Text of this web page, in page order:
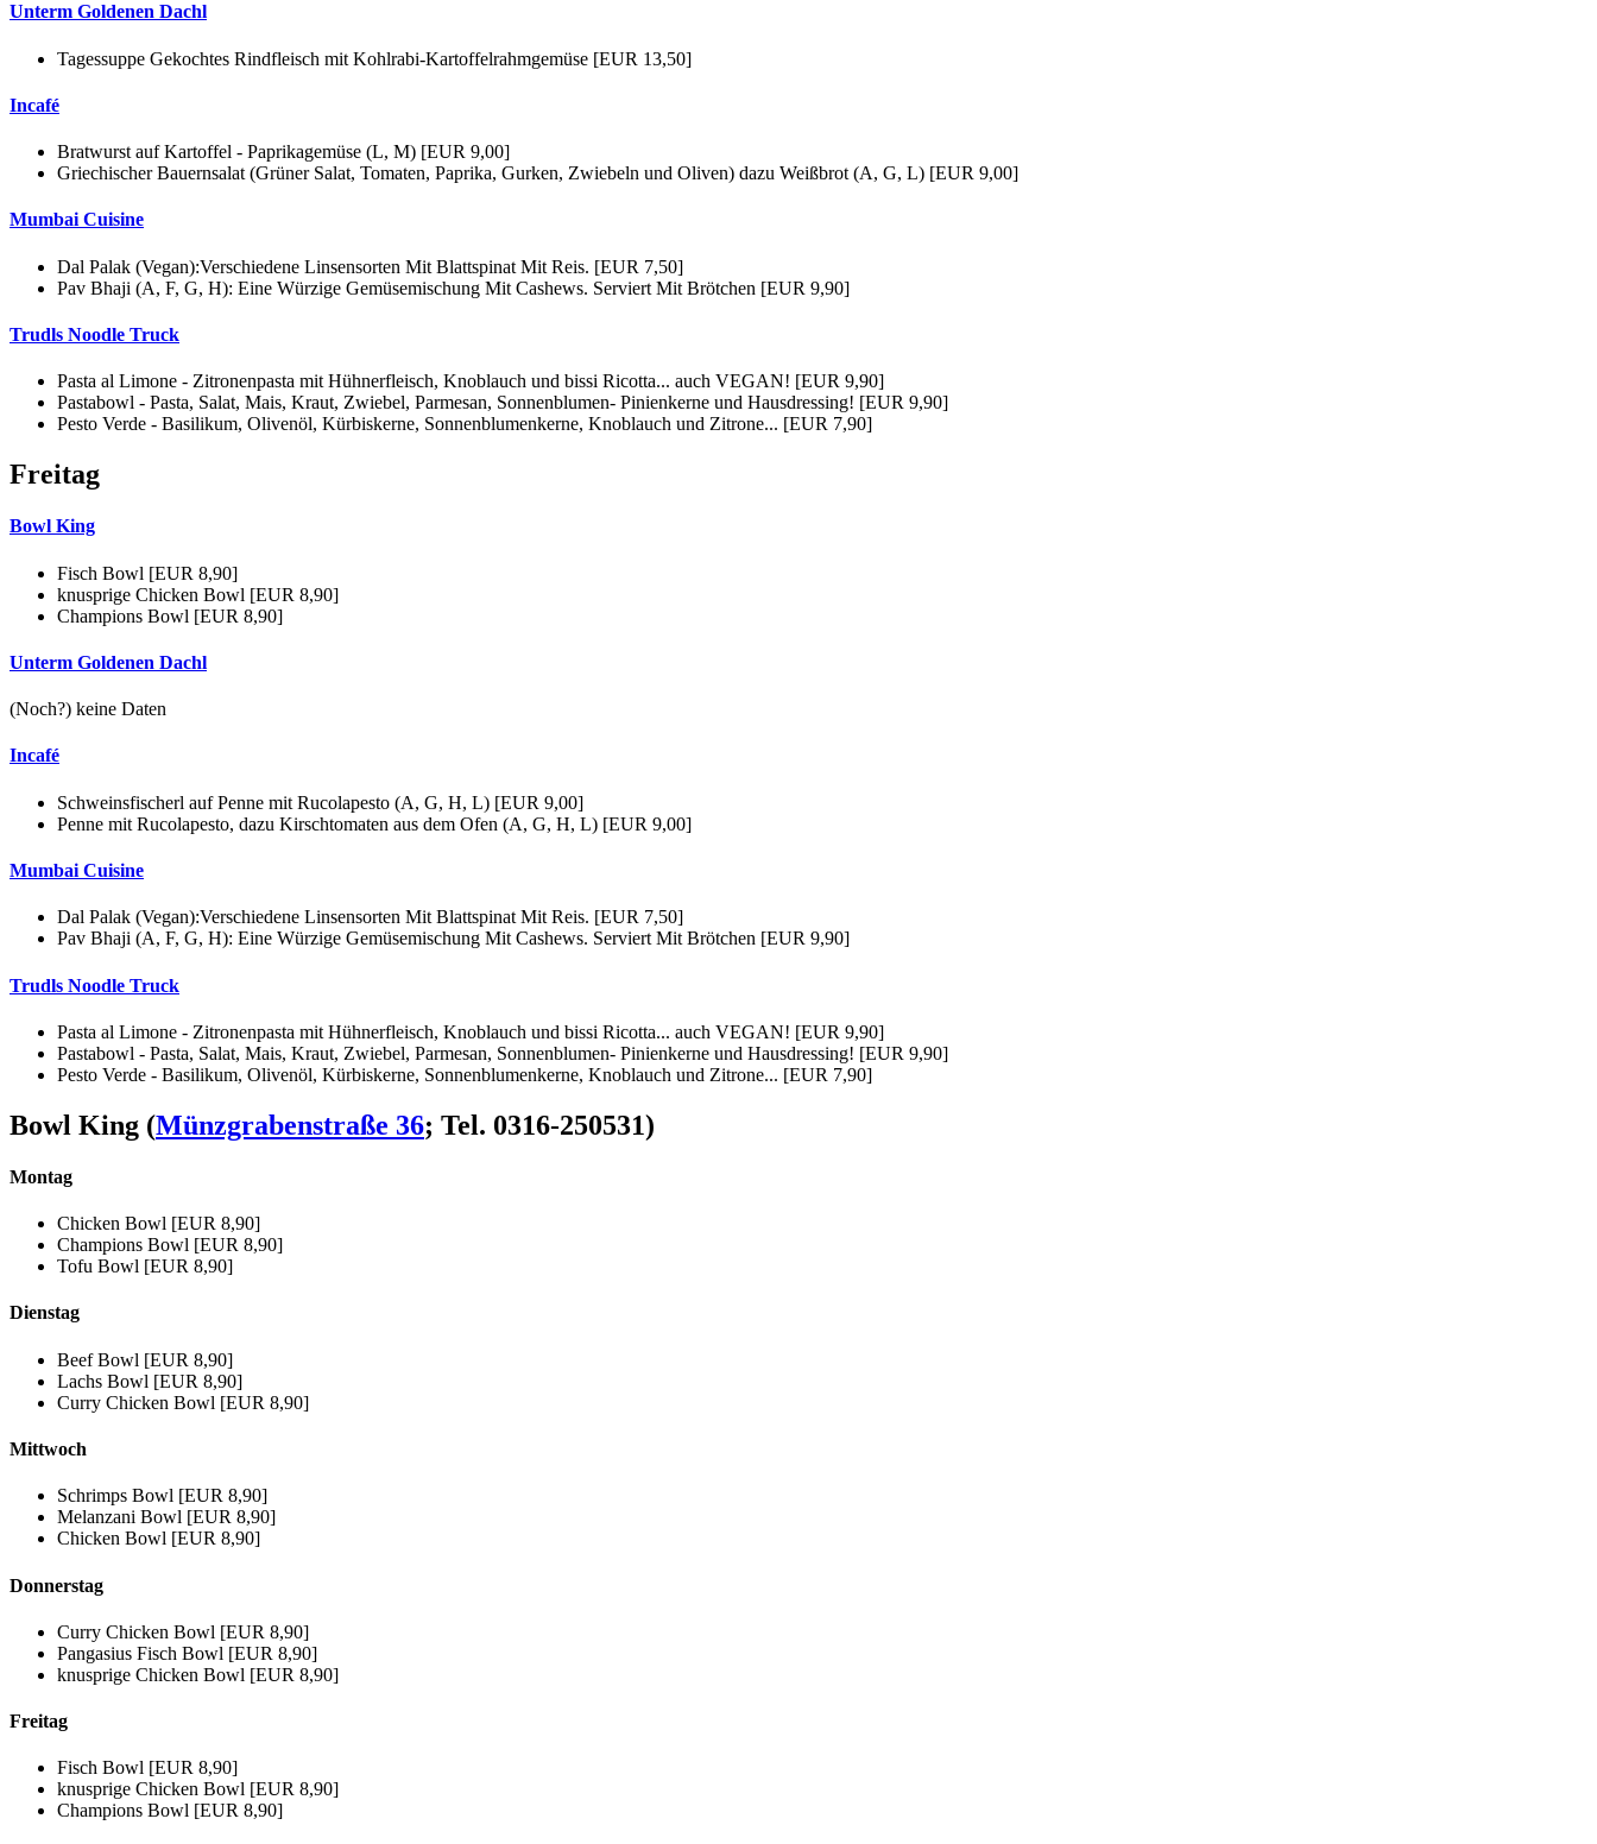
Unterm Goldenen Dachl
Tagessuppe Gekochtes Rindfleisch mit Kohlrabi-Kartoffelrahmgemüse [EUR 13,50]
Incafé
Bratwurst auf Kartoffel - Paprikagemüse (L, M) [EUR 9,00]
Griechischer Bauernsalat (Grüner Salat, Tomaten, Paprika, Gurken, Zwiebeln und Oliven) dazu Weißbrot (A, G, L) [EUR 9,00]
Mumbai Cuisine
Dal Palak (Vegan):Verschiedene Linsensorten Mit Blattspinat Mit Reis. [EUR 7,50]
Pav Bhaji (A, F, G, H): Eine Würzige Gemüsemischung Mit Cashews. Serviert Mit Brötchen [EUR 9,90]
Trudls Noodle Truck
Pasta al Limone - Zitronenpasta mit Hühnerfleisch, Knoblauch und bissi Ricotta... auch VEGAN! [EUR 9,90]
Pastabowl - Pasta, Salat, Mais, Kraut, Zwiebel, Parmesan, Sonnenblumen- Pinienkerne und Hausdressing! [EUR 9,90]
Pesto Verde - Basilikum, Olivenöl, Kürbiskerne, Sonnenblumenkerne, Knoblauch und Zitrone... [EUR 7,90]
Freitag
Bowl King
Fisch Bowl [EUR 8,90]
knusprige Chicken Bowl [EUR 8,90]
Champions Bowl [EUR 8,90]
Unterm Goldenen Dachl
(Noch?) keine Daten
Incafé
Schweinsfischerl auf Penne mit Rucolapesto (A, G, H, L) [EUR 9,00]
Penne mit Rucolapesto, dazu Kirschtomaten aus dem Ofen (A, G, H, L) [EUR 9,00]
Mumbai Cuisine
Dal Palak (Vegan):Verschiedene Linsensorten Mit Blattspinat Mit Reis. [EUR 7,50]
Pav Bhaji (A, F, G, H): Eine Würzige Gemüsemischung Mit Cashews. Serviert Mit Brötchen [EUR 9,90]
Trudls Noodle Truck
Pasta al Limone - Zitronenpasta mit Hühnerfleisch, Knoblauch und bissi Ricotta... auch VEGAN! [EUR 9,90]
Pastabowl - Pasta, Salat, Mais, Kraut, Zwiebel, Parmesan, Sonnenblumen- Pinienkerne und Hausdressing! [EUR 9,90]
Pesto Verde - Basilikum, Olivenöl, Kürbiskerne, Sonnenblumenkerne, Knoblauch und Zitrone... [EUR 7,90]
Bowl King (Münzgrabenstraße 36; Tel. 0316-250531)
Montag
Chicken Bowl [EUR 8,90]
Champions Bowl [EUR 8,90]
Tofu Bowl [EUR 8,90]
Dienstag
Beef Bowl [EUR 8,90]
Lachs Bowl [EUR 8,90]
Curry Chicken Bowl [EUR 8,90]
Mittwoch
Schrimps Bowl [EUR 8,90]
Melanzani Bowl [EUR 8,90]
Chicken Bowl [EUR 8,90]
Donnerstag
Curry Chicken Bowl [EUR 8,90]
Pangasius Fisch Bowl [EUR 8,90]
knusprige Chicken Bowl [EUR 8,90]
Freitag
Fisch Bowl [EUR 8,90]
knusprige Chicken Bowl [EUR 8,90]
Champions Bowl [EUR 8,90]